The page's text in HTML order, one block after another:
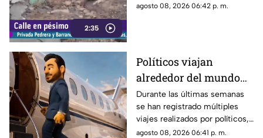
2:35
techos y las puertas de las
agosto 08, 2026 06:42 p. m.
Políticos viajan
alrededor del mundo
sin ninguna
preocupación
Durante las últimas semanas
se han registrado múltiples
viajes realizados por políticos,
sin que hasta el momento
agosto 08, 2026 06:41 p. m.